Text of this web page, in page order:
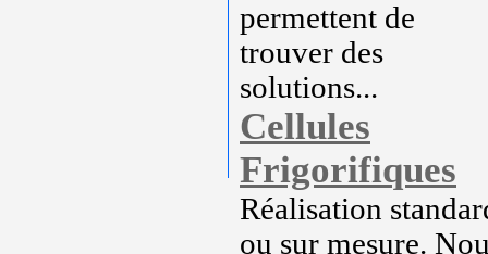
permettent de
trouver des
solutions...
Cellules
Frigorifiques
Réalisation
ou sur mesure.